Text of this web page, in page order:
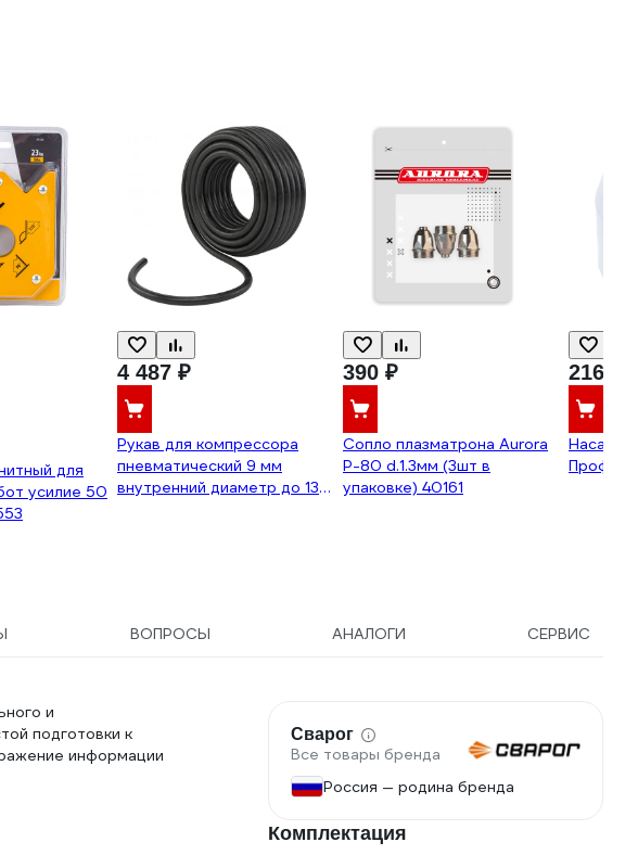
для
усилие 50
4 487 ₽
Рукав для компрессора
пневматический 9 мм
внутренний диаметр до 13
390 ₽
Сопло плазматрона Aurora
P-80 d.1.3мм (3шт в
упаковке) 40161
216 ₽
Насадка
ВОПРОСЫ АНАЛОГИ СЕРВИС
и
подготовки к
информации
Сварог
Все товары бренда
Россия — родина бренда
Комплектация